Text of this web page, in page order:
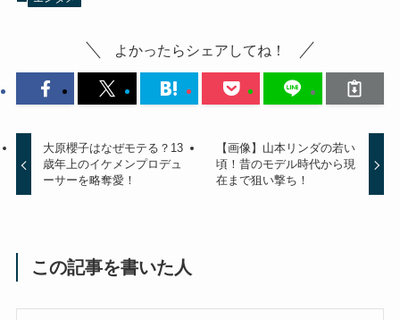
よかったらシェアしてね！
大原櫻子はなぜモテる？13
歳年上のイケメンプロデュ
ーサーを略奪愛！
【画像】山本リンダの若い
頃！昔のモデル時代から現
在まで狙い撃ち！
この記事を書いた人